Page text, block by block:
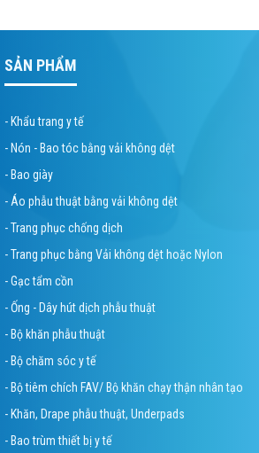
SẢN PHẨM
- Khẩu trang y tế
- Nón - Bao tóc bằng vải không dệt
- Bao giày
- Áo phẫu thuật bằng vải không dệt
- Trang phục chống dịch
- Trang phục bằng Vải không dệt hoặc Nylon
- Gạc tẩm cồn
- Ống - Dây hút dịch phẫu thuật
- Bộ khăn phẫu thuật
- Bộ chăm sóc y tế
- Bộ tiêm chích FAV/ Bộ khăn chạy thận nhân tạo
- Khăn, Drape phẫu thuật, Underpads
- Bao trùm thiết bị y tế